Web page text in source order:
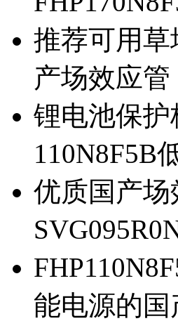
推荐可用草
产场效应管
锂电池保护
110N8F5B
优质国产场
能电源的国